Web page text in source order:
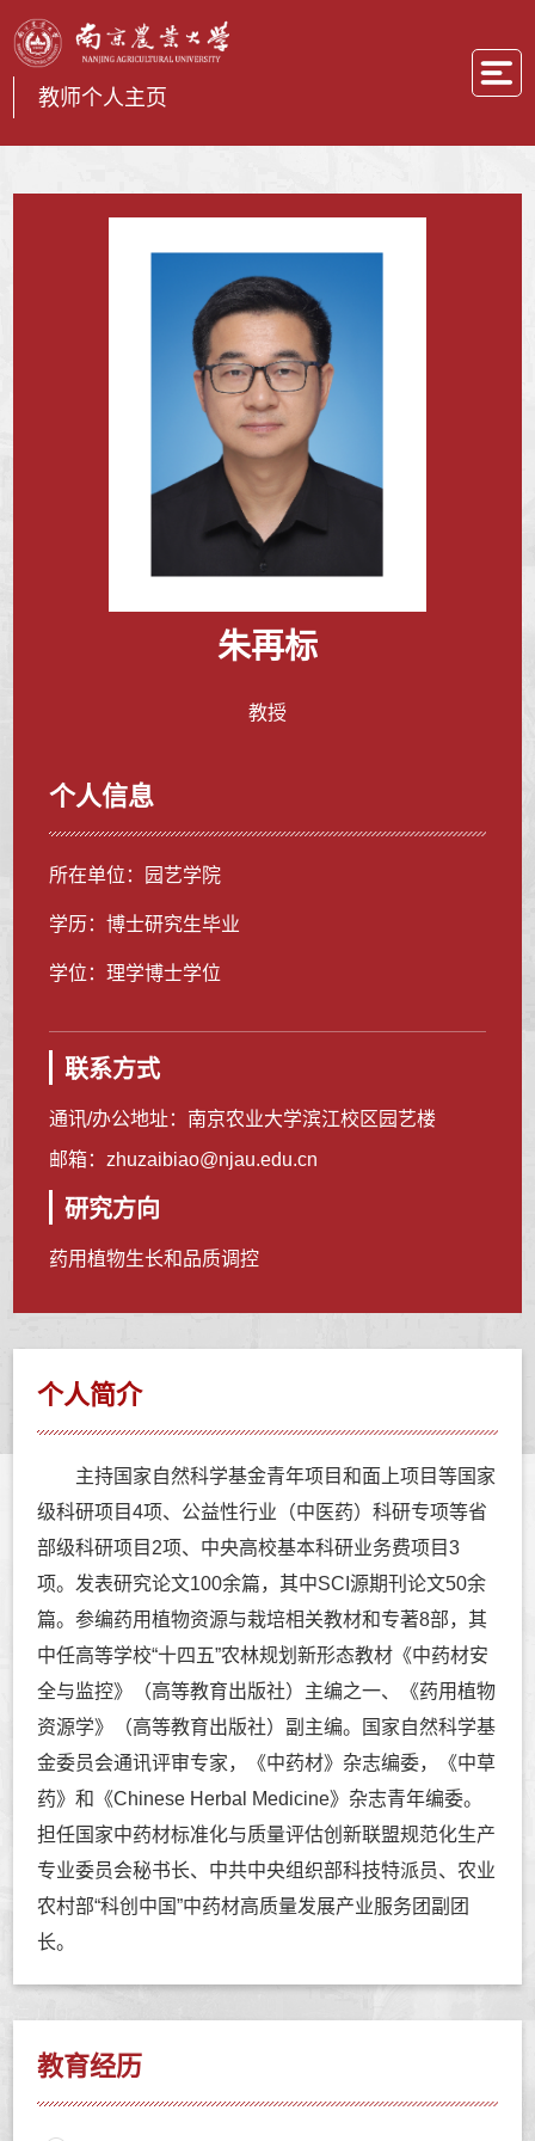
教师个人主页
朱再标
教授
个人信息
所在单位：园艺学院
学历：博士研究生毕业
学位：理学博士学位
联系方式
通讯/办公地址： 南京农业大学滨江校区园艺楼
邮箱： zhuzaibiao@njau.edu.cn
研究方向
药用植物生长和品质调控
个人简介
主持国家自然科学基金青年项目和面上项目等国家
级科研项目4项、公益性行业（中医药）科研专项等省
部级科研项目2项、中央高校基本科研业务费项目3
项。发表研究论文100余篇，其中SCI源期刊论文50余
篇。参编药用植物资源与栽培相关教材和专著8部，其
中任高等学校“十四五”农林规划新形态教材《中药材安
全与监控》（高等教育出版社）主编之一、《药用植物
资源学》（高等教育出版社）副主编。国家自然科学基
金委员会通讯评审专家，《中药材》杂志编委，《中草
药》和《Chinese Herbal Medicine》杂志青年编委。
担任国家中药材标准化与质量评估创新联盟规范化生产
专业委员会秘书长、中共中央组织部科技特派员、农业
农村部“科创中国”中药材高质量发展产业服务团副团
长。
教育经历